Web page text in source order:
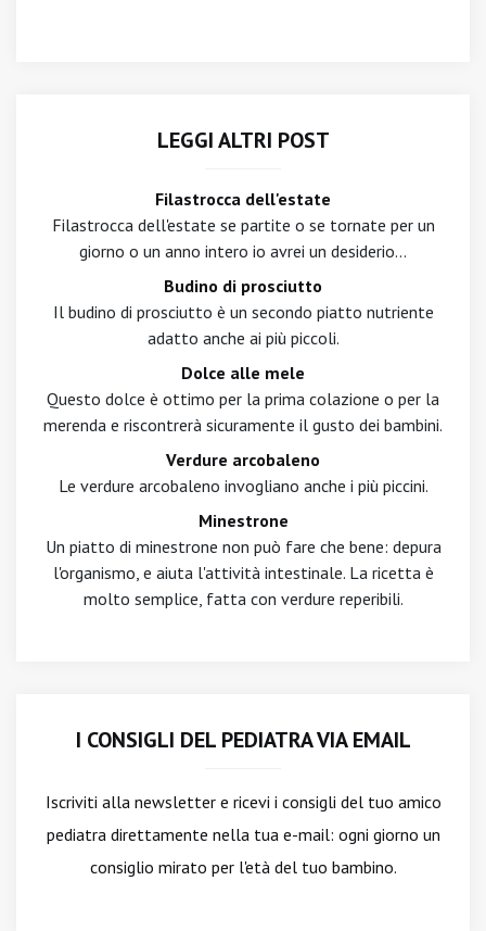
LEGGI ALTRI POST
Filastrocca dell'estate
Filastrocca dell'estate se partite o se tornate per un
giorno o un anno intero io avrei un desiderio...
Budino di prosciutto
Il budino di prosciutto è un secondo piatto nutriente
adatto anche ai più piccoli.
Dolce alle mele
Questo dolce è ottimo per la prima colazione o per la
merenda e riscontrerà sicuramente il gusto dei bambini.
Verdure arcobaleno
Le verdure arcobaleno invogliano anche i più piccini.
Minestrone
Un piatto di minestrone non può fare che bene: depura
l'organismo, e aiuta l'attività intestinale. La ricetta è
molto semplice, fatta con verdure reperibili.
I CONSIGLI DEL PEDIATRA VIA EMAIL
Iscriviti alla newslettere ricevi i consigli del tuo amico
pediatra direttamente nella tua e-mail: ogni giorno un
consiglio mirato per l'età del tuo bambino.